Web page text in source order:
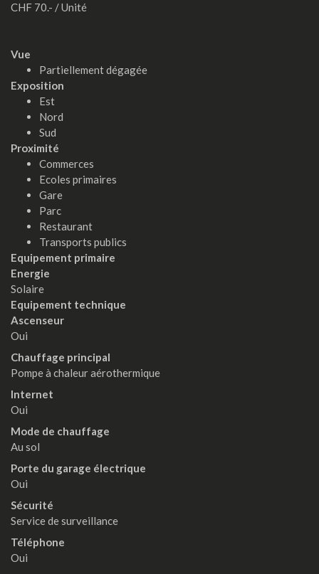
CHF 70.- / Unité
Vue
Partiellement dégagée
Exposition
Est
Nord
Sud
Proximité
Commerces
Ecoles primaires
Gare
Parc
Restaurant
Transports publics
Equipement primaire
Energie
Solaire
Equipement technique
Ascenseur
Oui
Chauffage principal
Pompe à chaleur aérothermique
Internet
Oui
Mode de chauffage
Au sol
Porte du garage électrique
Oui
Sécurité
Service de surveillance
Téléphone
Oui